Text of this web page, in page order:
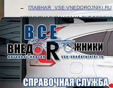
→ГЛАВНАЯ VSE-VNEDOROJNIKI.RU
АВТОСИГНАЛИЗАЦИИ НА